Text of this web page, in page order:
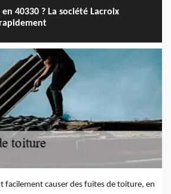
40330 ? La société Lacroix
facilement causer des fuites de toiture, en